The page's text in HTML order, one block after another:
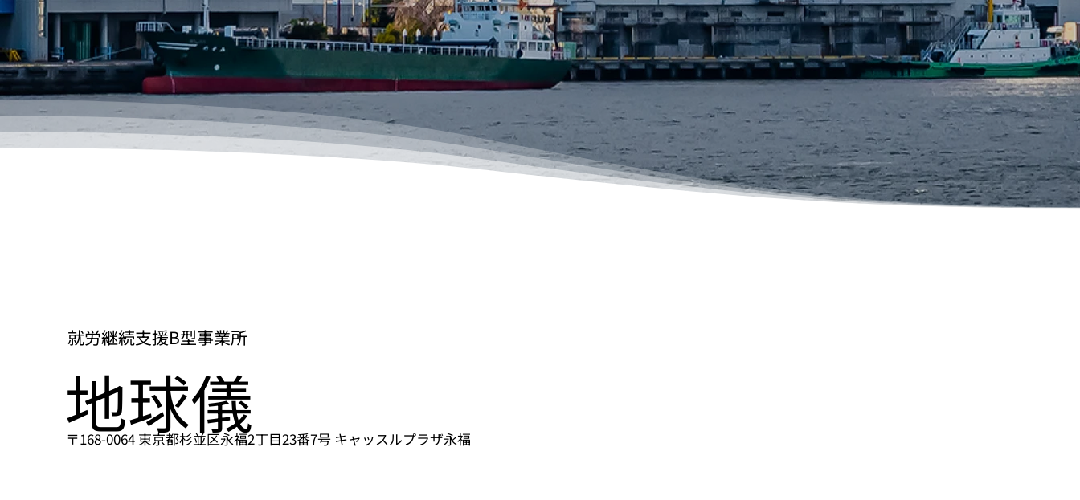
就労継続支援B型事業所​
​地球儀
〒168-0064 東京都杉並区永福2丁目23番7号 キャッスルプラザ永福